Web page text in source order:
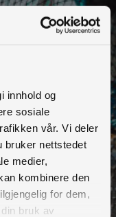
innhold og
sosiale
vår. Vi deler
bruker nettstedet
medier,
kombinere den
for dem,
bruk av